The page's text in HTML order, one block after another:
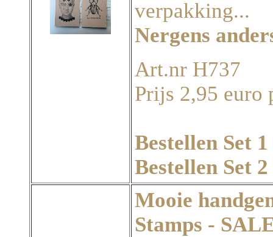
verpakking...
Nergens
Art.nr H737
Prijs 2,95 euro
Bestellen Set 1
Bestellen Set 2
Mooie
Stamps -